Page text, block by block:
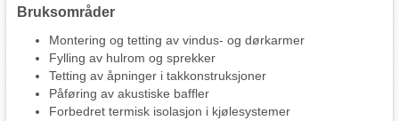
Bruksområder
Montering og tetting av vindus- og dørkarmer
Fylling av hulrom og sprekker
Tetting av åpninger i takkonstruksjoner
Påføring av akustiske baffler
Forbedret termisk isolasjon i kjølesystemer